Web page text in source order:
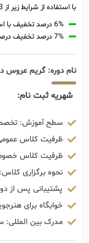
با استفاده از شرایط زیر از 13 درصد تخفیف بهره مند شوید.
6% درصد تخفیف با استفاده از کد تخفیف 20806
7% درصد تخفیف درصورت پرداخت شهریه با رمزارز
نام دوره: گریم عروس
شهریه ثبت نام:
سطح آموزش:
ظرفیت کلاس عمومی: 10
ظرفیت کلاس خصوصی:
نحوه برگزاری
پشتیبانی پس از دوره:
خوابگاه برای
مدرک بین المللی: